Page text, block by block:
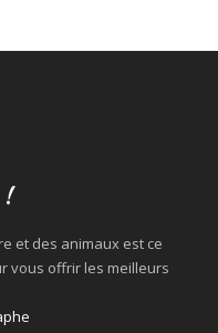
!
et des animaux est ce
vous offrir les meilleurs